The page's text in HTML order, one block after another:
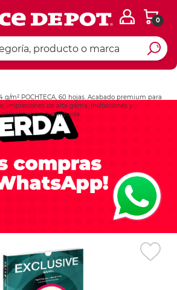
0
g/m² POCHTECA, 60 hojas. Acabado premium para
impresiones de alta gama, invitaciones y
distinguida.
Ingresar Codigo